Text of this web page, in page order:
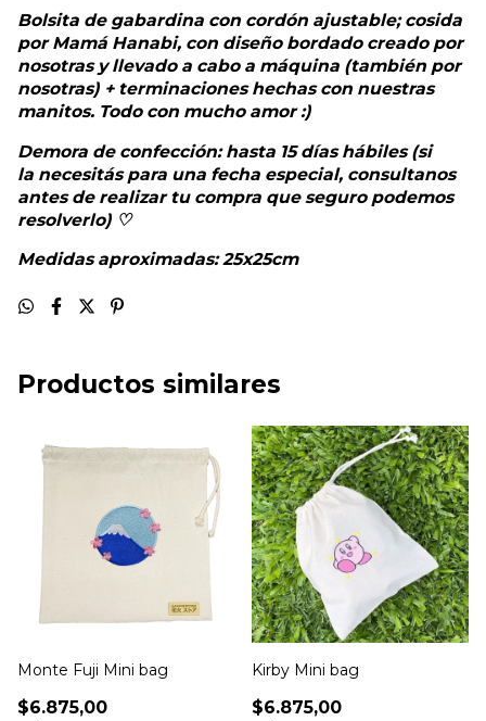
Bolsita de gabardina con cordón ajustable; cosida
por Mamá Hanabi, con diseño bordado creado por
nosotras y llevado a cabo a máquina (también por
nosotras) + terminaciones hechas con nuestras
manitos. Todo con mucho amor :)
Demora de confección: hasta 15 días hábiles (si
la necesitás para una fecha especial, consultanos
antes de realizar tu compra que seguro podemos
resolverlo) ♡
Medidas aproximadas: 25x25cm
Productos similares
Monte Fuji Mini bag
$6.875,00
Kirby Mini bag
$6.875,00